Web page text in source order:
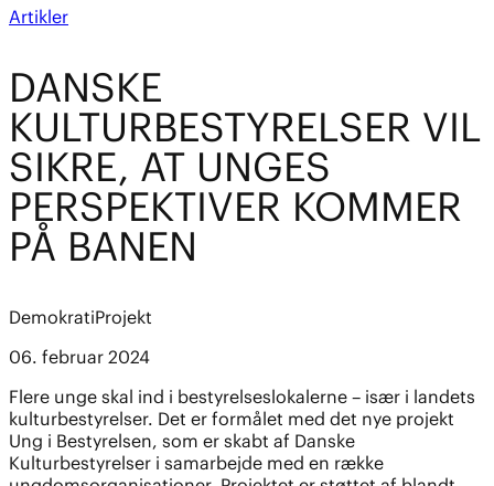
Artikler
DANSKE
KULTURBESTYRELSER VIL
SIKRE, AT UNGES
PERSPEKTIVER KOMMER
PÅ BANEN
DemokratiProjekt
06. februar 2024
Flere unge skal ind i bestyrelseslokalerne – især i landets
kulturbestyrelser. Det er formålet med det nye projekt
Ung i Bestyrelsen, som er skabt af Danske
Kulturbestyrelser i samarbejde med en række